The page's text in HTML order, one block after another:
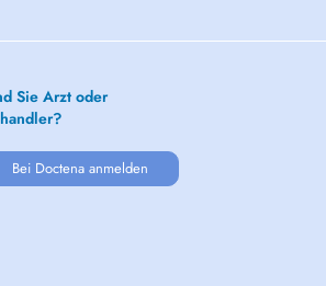
Sie Arzt oder
Bei Doctena anmelden